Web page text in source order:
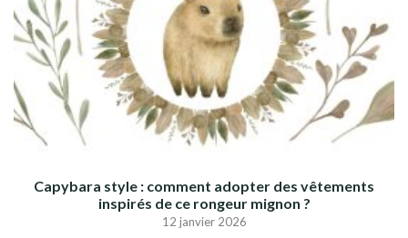
Capybara style : comment adopter des vêtements
inspirés de ce rongeur mignon ?
12 janvier 2026